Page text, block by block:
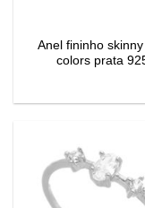
Anel fininho
colors prata